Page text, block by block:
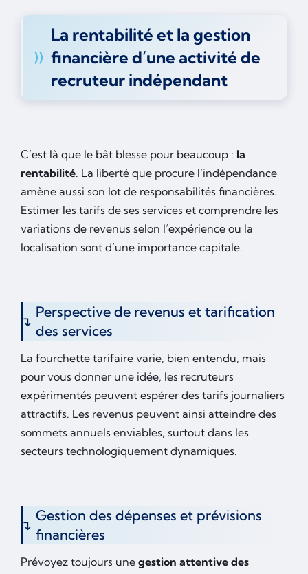
La rentabilité et la gestion
financière d’une activité de
recruteur indépendant
C’est là que le bât blesse pour beaucoup : la
rentabilité. La liberté que procure l’indépendance
amène aussi son lot de responsabilités financières.
Estimer les tarifs de ses services et comprendre les
variations de revenus selon l’expérience ou la
localisation sont d’une importance capitale.
Perspective de revenus et tarification
des services
La fourchette tarifaire varie, bien entendu, mais
pour vous donner une idée, les recruteurs
expérimentés peuvent espérer des tarifs journaliers
attractifs. Les revenus peuvent ainsi atteindre des
sommets annuels enviables, surtout dans les
secteurs technologiquement dynamiques.
Gestion des dépenses et prévisions
financières
Prévoyez toujours une gestion attentive des